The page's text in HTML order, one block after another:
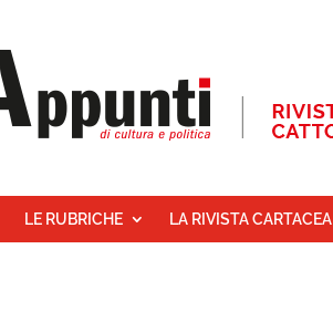
LE RUBRICHE LA RIVISTA CARTACEA